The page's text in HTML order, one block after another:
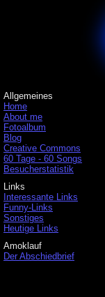
Allgemeines
Home
About me
Fotoalbum
Blog
Creative Commons
60 Tage - 60 Songs
Besucherstatistik
Links
Interessante Links
Funny-Links
Sonstiges
Heutige Links
Amoklauf
Der Abschiedbrief